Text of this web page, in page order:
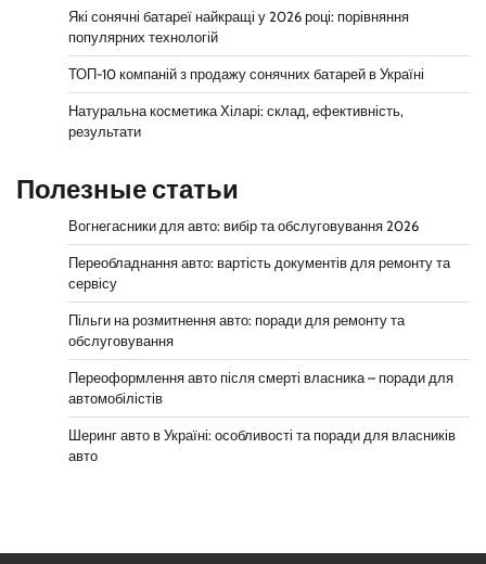
Які сонячні батареї найкращі у 2026 році: порівняння
популярних технологій
ТОП-10 компаній з продажу сонячних батарей в Україні
Натуральна косметика Хіларі: склад, ефективність,
результати
Полезные статьи
Вогнегасники для авто: вибір та обслуговування 2026
Переобладнання авто: вартість документів для ремонту та
сервісу
Пільги на розмитнення авто: поради для ремонту та
обслуговування
Переоформлення авто після смерті власника – поради для
автомобілістів
Шеринг авто в Україні: особливості та поради для власників
авто